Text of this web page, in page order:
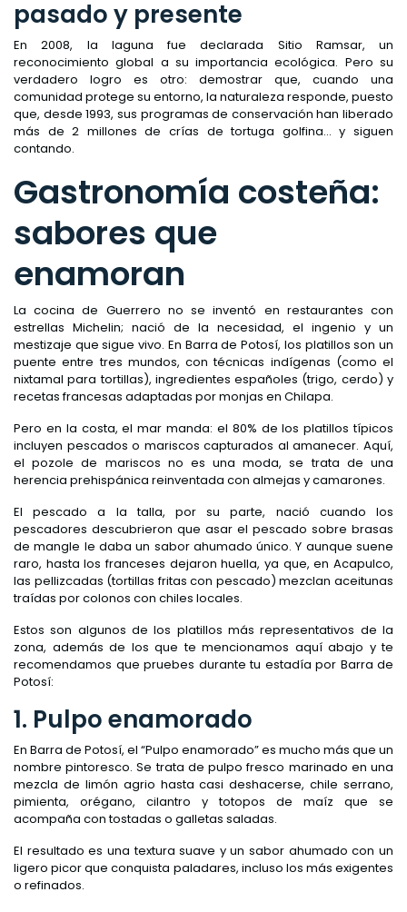
pasado y presente
En 2008, la laguna fue declarada Sitio Ramsar, un
reconocimiento global a su importancia ecológica. Pero su
verdadero logro es otro: demostrar que, cuando una
comunidad protege su entorno, la naturaleza responde, puesto
que, desde 1993, sus programas de conservación han liberado
más de 2 millones de crías de tortuga golfina… y siguen
contando.
Gastronomía costeña:
sabores que
enamoran
La cocina de Guerrero no se inventó en restaurantes con
estrellas Michelin; nació de la necesidad, el ingenio y un
mestizaje que sigue vivo. En Barra de Potosí, los platillos son un
puente entre tres mundos, con técnicas indígenas (como el
nixtamal para tortillas), ingredientes españoles (trigo, cerdo) y
recetas francesas adaptadas por monjas en Chilapa.
Pero en la costa, el mar manda: el 80% de los platillos típicos
incluyen pescados o mariscos capturados al amanecer. Aquí,
el pozole de mariscos no es una moda, se trata de una
herencia prehispánica reinventada con almejas y camarones.
El pescado a la talla, por su parte, nació cuando los
pescadores descubrieron que asar el pescado sobre brasas
de mangle le daba un sabor ahumado único. Y aunque suene
raro, hasta los franceses dejaron huella, ya que, en Acapulco,
las pellizcadas (tortillas fritas con pescado) mezclan aceitunas
traídas por colonos con chiles locales.
Estos son algunos de los platillos más representativos de la
zona, además de los que te mencionamos aquí abajo y te
recomendamos que pruebes durante tu estadía por Barra de
Potosí:
1. Pulpo enamorado
En Barra de Potosí, el “Pulpo enamorado” es mucho más que un
nombre pintoresco. Se trata de pulpo fresco marinado en una
mezcla de limón agrio hasta casi deshacerse, chile serrano,
pimienta, orégano, cilantro y totopos de maíz que se
acompaña con tostadas o galletas saladas.
El resultado es una textura suave y un sabor ahumado con un
ligero picor que conquista paladares, incluso los más exigentes
o refinados.